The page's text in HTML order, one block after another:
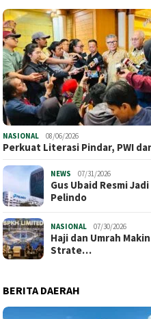
Storytelling Competition
Bank Jakarta Semarakkan
PRJ 2026, Asah Kreativitas
dan Kepercayaan Diri Anak
NASIONAL 08/06/2026
Perkuat Literasi Pindar, PWI
NEWS 07/31/2026
​Gus Ubaid Resmi
Pelindo
NASIONAL 07/30/2026
Haji dan Umrah
Strate…
BERITA DAERAH